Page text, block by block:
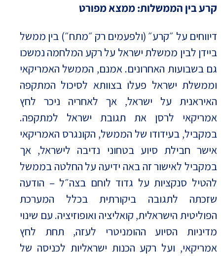
קרע בין הממשלות: ממצא מפורט
דיווחים על ״קרע״ (ולפעמים רק ״מתח״) בין ממשל
ביידן לבין ממשלת ישראל על רקע המלחמה נמשכו
גם בשבועות האחרונים. אמנם, הממשל האמריקאי
וממשלת ישראל פעלו בצוותא לסיכול המתקפה
האיראנית על ישראל, אך לאחריה ניכר לחץ
אמריקאי לרסן את תגובת ישראל למתקפה.
במקביל, בעידודו של הממשל, הקונגרס האמריקאי
אישר חבילת סיוע בטחוני נדיבה לישראל, אך
במקביל לאישור זה באה ידיעה על החלטה בממשל
להטיל סנקציות על גדוד לוחם בצה״ל – הודעה
שזכתה לתגובה ביקורתית בכלל המערכת
הפוליטית הישראלית, קואליציה ואופוזיציה. עם שינוי
מדיניות הסיוע ההומניטרי לעזה, תחת לחץ
אמריקאי, ועל רקע הכנות ישראליות לכניסה של